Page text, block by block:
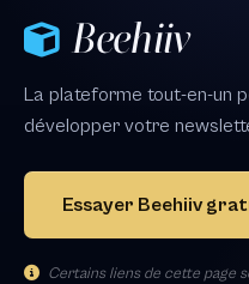
Beehiiv
La plateforme tout-en-un
développer votre
Essayer Beehiiv
Certains liens de cette page